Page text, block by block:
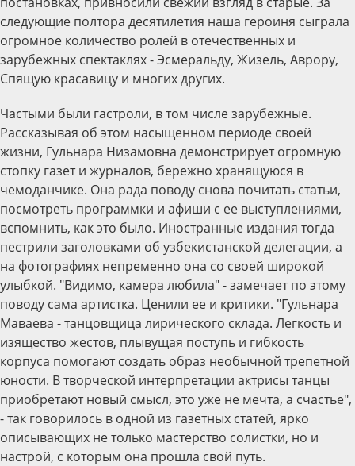
следующие полтора десятилетия наша героиня сыграла
огромное количество ролей в отечественных и
зарубежных спектаклях - Эсмеральду, Жизель, Аврору,
Спящую красавицу и многих других.
Частыми были гастроли, в том числе зарубежные.
Рассказывая об этом насыщенном периоде своей
жизни, Гульнара Низамовна демонстрирует огромную
стопку газет и журналов, бережно хранящуюся в
чемоданчике. Она рада поводу снова почитать статьи,
посмотреть программки и афиши с ее выступлениями,
вспомнить, как это было. Иностранные издания тогда
пестрили заголовками об узбекистанской делегации, а
на фотографиях непременно она со своей широкой
улыбкой. "Видимо, камера любила" - замечает по этому
поводу сама артистка. Ценили ее и критики. "Гульнара
Маваева - танцовщица лирического склада. Легкость и
изящество жестов, плывущая поступь и гибкость
корпуса помогают создать образ необычной трепетной
юности. В творческой интерпретации актрисы танцы
приобретают новый смысл, это уже не мечта, а счастье",
- так говорилось в одной из газетных статей, ярко
описывающих не только мастерство солист­ки, но и
настрой, с которым она прошла свой путь.